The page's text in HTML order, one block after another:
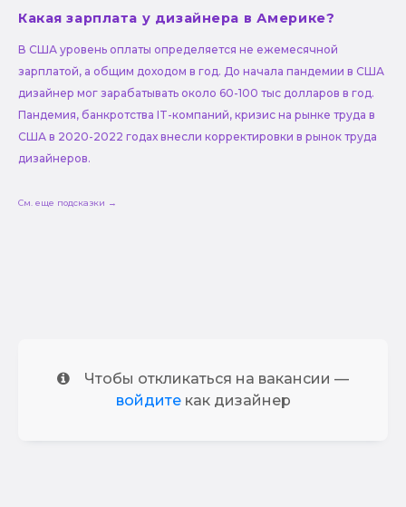
Какая зарплата у дизайнера в Америке?
В США уровень оплаты определяется не ежемесячной
зарплатой, а общим доходом в год. До начала пандемии в США
дизайнер мог зарабатывать около 60-100 тыс долларов в год.
Пандемия, банкротства IT-компаний, кризис на рынке труда в
США в 2020-2022 годах внесли корректировки в рынок труда
дизайнеров.
См. еще подсказки →
Чтобы откликаться на вакансии —
войдитекак дизайнер